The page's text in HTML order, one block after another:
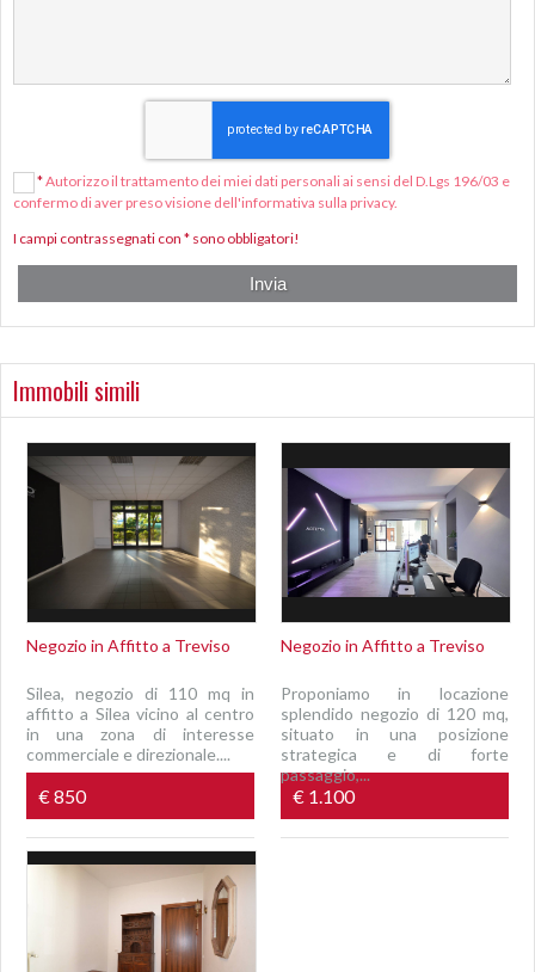
*Autorizzo il trattamento dei miei dati personali ai sensi del D.Lgs 196/03 e
confermo di aver preso visione dell'informativa sulla privacy.
I campi contrassegnati con * sono obbligatori!
Immobili simili
Negozio in Affitto a Treviso
Silea, negozio di 110 mq in
affitto a Silea vicino al centro
in una zona di interesse
commerciale e direzionale....
€ 850
Negozio in Affitto a Treviso
Proponiamo in locazione
splendido negozio di 120 mq,
situato in una posizione
strategica e di forte
passaggio,...
€ 1.100